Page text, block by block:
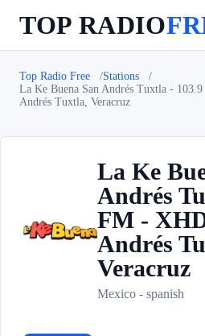
TOP RADIO
Top Radio Free
Stations
La Ke Buena San Andrés Tuxtla -
Andrés Tuxtla, Veracruz
L
La Ke
Andrés
FM -
Andrés
Veracruz
Mexico - spanish